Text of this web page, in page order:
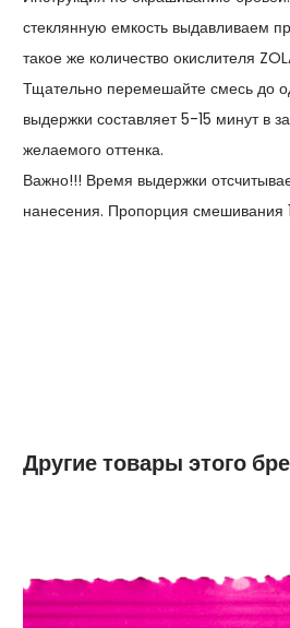
стеклянную емкость выдавливаем
такое же количество окислителя
Тщательно перемешайте смесь до
выдержки составляет 5-15 минут в
желаемого оттенка.
Важно!!! Время выдержки
нанесения. Пропорция смешивания
Другие товары этого